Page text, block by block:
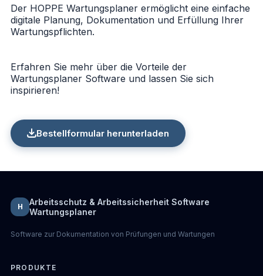
Der HOPPE Wartungsplaner ermöglicht eine einfache
digitale Planung, Dokumentation und Erfüllung Ihrer
Wartungspflichten.
Erfahren Sie mehr über die Vorteile der
Wartungsplaner Software und lassen Sie sich
inspirieren!
Bestellformular herunterladen
H
Arbeitsschutz & Arbeitssicherheit Software
Wartungsplaner
Software zur Dokumentation von Prüfungen und Wartungen
PRODUKTE